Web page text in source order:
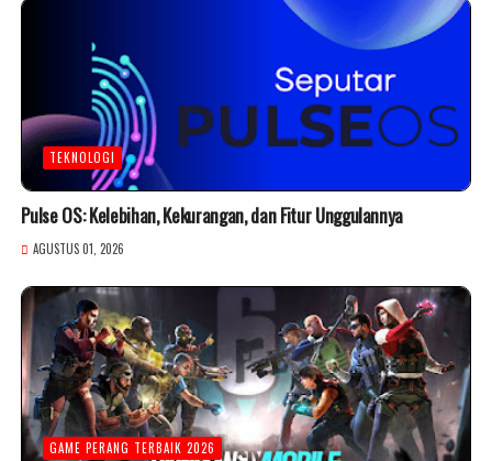
TEKNOLOGI
Pulse OS: Kelebihan, Kekurangan, dan Fitur Unggulannya
AGUSTUS 01, 2026
GAME PERANG TERBAIK 2026